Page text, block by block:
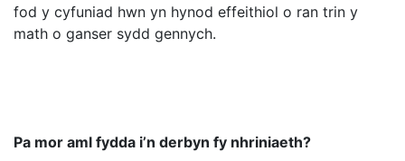
fod y cyfuniad hwn yn hynod effeithiol o ran trin y
math o ganser sydd gennych.
Pa mor aml fydda i’n derbyn fy nhriniaeth?